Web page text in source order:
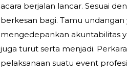
acara berjalan lancar. Sesuai
berkesan bagi. Tamu
mengedepankan akuntabilitas
juga turut serta menjadi.
pelaksanaan suatu event